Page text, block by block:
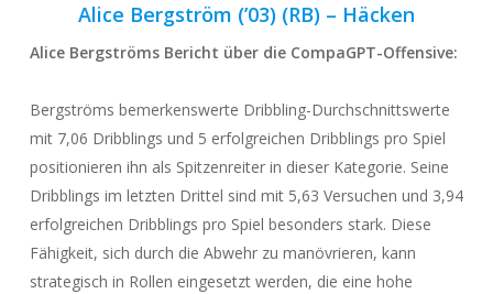
Alice Bergström (’03) (RB) – Häcken
Alice Bergströms Bericht über die CompaGPT-Offensive:
Bergströms bemerkenswerte Dribbling-Durchschnittswerte
mit 7,06 Dribblings und 5 erfolgreichen Dribblings pro Spiel
positionieren ihn als Spitzenreiter in dieser Kategorie. Seine
Dribblings im letzten Drittel sind mit 5,63 Versuchen und 3,94
erfolgreichen Dribblings pro Spiel besonders stark. Diese
Fähigkeit, sich durch die Abwehr zu manövrieren, kann
strategisch in Rollen eingesetzt werden, die eine hohe